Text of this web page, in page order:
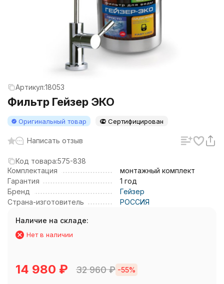
Артикул:18053
Фильтр Гейзер ЭКО
Оригинальный товар Сертифицирован
Написать отзыв
Код товара:575-838
Комплектация
монтажный комплект
Гарантия
1 год
Бренд
Гейзер
Страна-изготовитель
РОССИЯ
Наличие на складе:
Нет в наличии
14 980 ₽ 32 960₽ -55%